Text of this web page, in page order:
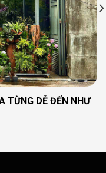
TỪNG DỄ ĐẾN NHƯ